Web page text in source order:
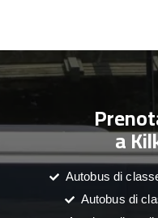
a
Autobus di
Autobus di